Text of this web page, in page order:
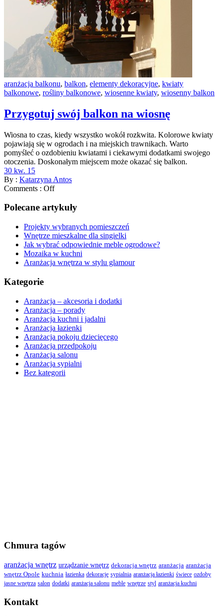
aranżacja balkonu, balkon, elementy dekoracyjne, kwiaty
balkonowe, rośliny balkonowe, wiosenne kwiaty, wiosenny balkon
Przygotuj swój balkon na wiosnę
Wiosna to czas, kiedy wszystko wokół rozkwita. Kolorowe kwiaty
pojawiają się w ogrodach i na miejskich trawnikach. Warto
pomyśleć o ozdobieniu kwiatami i ciekawymi dodatkami swojego
otoczenia. Doskonałym miejscem może okazać się balkon.
30 kw. 15
By : Katarzyna Antos
Comments : Off
Polecane artykuły
Projekty wybranych pomieszczeń
Wnętrze mieszkalne dla singielki
Jak wybrać odpowiednie meble ogrodowe?
Mozaika w kuchni
Aranżacja wnętrza w stylu glamour
Kategorie
Aranżacja – akcesoria i dodatki
Aranżacja – porady
Aranżacja kuchni i jadalni
Aranżacja łazienki
Aranżacja pokoju dziecięcego
Aranżacja przedpokoju
Aranżacja salonu
Aranżacja sypialni
Bez kategorii
Chmura tagów
aranżacja wnętrz urządzanie wnętrz dekoracja wnętrz aranżacja aranżacja
wnętrz Opole kuchnia łazienka dekoracje sypialnia aranżacja łazienki świece ozdoby
jasne wnętrza salon dodatki aranżacja salonu meble wnętrze styl aranżacja kuchni
Kontakt